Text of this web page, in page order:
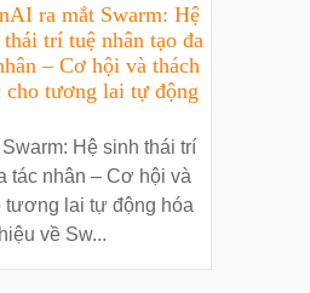
ra mắt Swarm: Hệ
trí tuệ nhân tạo đa
– Cơ hội và thách
cho tương lai tự động
Hệ sinh thái trí
tác nhân – Cơ hội và
tương lai tự động hóa
về Sw...